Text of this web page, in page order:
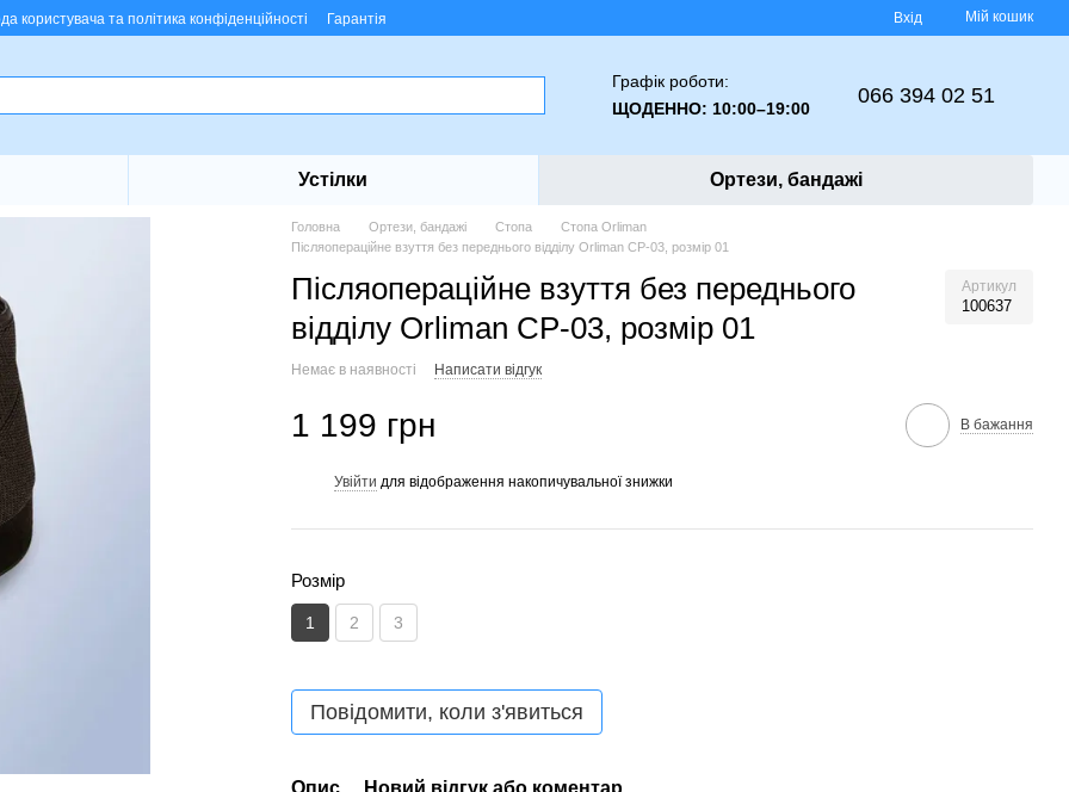
користувача та політика конфіденційності Гарантія Вхід Мій кошик
Графік роботи:
ЩОДЕННО: 10:00–19:00
066 394 02 51
Устілки Ортези, бандажі
Головна Ортези, бандажі Стопа
Стопа Orliman
Післяопераційне взуття без переднього відділу Orliman CP-03, розмір 01
Післяопераційне взуття без переднього
відділу Orliman CP-03, розмір 01
Артикул
100637
Немає в наявності Написати відгук
1 199 грн В бажання
Увійти для відображення накопичувальної знижки
Розмір
1 2 3
Повідомити, коли з'явиться
Опис Новий відгук або коментар